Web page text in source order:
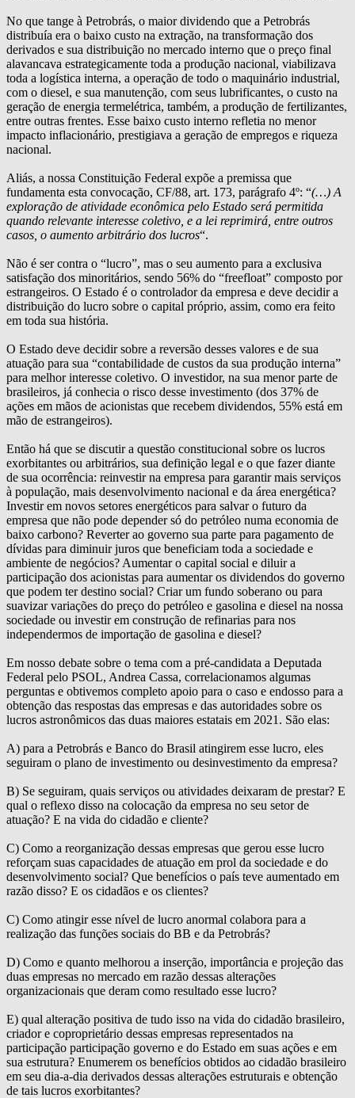
No que tange à Petrobrás, o maior dividendo que a Petrobrás
distribuía era o baixo custo na extração, na transformação dos
derivados e sua distribuição no mercado interno que o preço final
alavancava estrategicamente toda a produção nacional, viabilizava
toda a logística interna, a operação de todo o maquinário industrial,
com o diesel, e sua manutenção, com seus lubrificantes, o custo na
geração de energia termelétrica, também, a produção de fertilizantes,
entre outras frentes. Esse baixo custo interno refletia no menor
impacto inflacionário, prestigiava a geração de empregos e riqueza
nacional.
Aliás, a nossa Constituição Federal expõe a premissa que
fundamenta esta convocação, CF/88, art. 173, parágrafo 4º: “(…) A
exploração de atividade econômica pelo Estado será permitida
quando relevante interesse coletivo, e a lei reprimirá, entre outros
casos, o aumento arbitrário dos lucros“.
Não é ser contra o “lucro”, mas o seu aumento para a exclusiva
satisfação dos minoritários, sendo 56% do “freefloat” composto por
estrangeiros. O Estado é o controlador da empresa e deve decidir a
distribuição do lucro sobre o capital próprio, assim, como era feito
em toda sua história.
O Estado deve decidir sobre a reversão desses valores e de sua
atuação para sua “contabilidade de custos da sua produção interna”
para melhor interesse coletivo. O investidor, na sua menor parte de
brasileiros, já conhecia o risco desse investimento (dos 37% de
ações em mãos de acionistas que recebem dividendos, 55% está em
mão de estrangeiros).
Então há que se discutir a questão constitucional sobre os lucros
exorbitantes ou arbitrários, sua definição legal e o que fazer diante
de sua ocorrência: reinvestir na empresa para garantir mais serviços
à população, mais desenvolvimento nacional e da área energética?
Investir em novos setores energéticos para salvar o futuro da
empresa que não pode depender só do petróleo numa economia de
baixo carbono? Reverter ao governo sua parte para pagamento de
dívidas para diminuir juros que beneficiam toda a sociedade e
ambiente de negócios? Aumentar o capital social e diluir a
participação dos acionistas para aumentar os dividendos do governo
que podem ter destino social? Criar um fundo soberano ou para
suavizar variações do preço do petróleo e gasolina e diesel na nossa
sociedade ou investir em construção de refinarias para nos
independermos de importação de gasolina e diesel?
Em nosso debate sobre o tema com a pré-candidata a Deputada
Federal pelo PSOL, Andrea Cassa, correlacionamos algumas
perguntas e obtivemos completo apoio para o caso e endosso para a
obtenção das respostas das empresas e das autoridades sobre os
lucros astronômicos das duas maiores estatais em 2021. São elas:
A) para a Petrobrás e Banco do Brasil atingirem esse lucro, eles
seguiram o plano de investimento ou desinvestimento da empresa?
B) Se seguiram, quais serviços ou atividades deixaram de prestar? E
qual o reflexo disso na colocação da empresa no seu setor de
atuação? E na vida do cidadão e cliente?
C) Como a reorganização dessas empresas que gerou esse lucro
reforçam suas capacidades de atuação em prol da sociedade e do
desenvolvimento social? Que benefícios o país teve aumentado em
razão disso? E os cidadãos e os clientes?
C) Como atingir esse nível de lucro anormal colabora para a
realização das funções sociais do BB e da Petrobrás?
D) Como e quanto melhorou a inserção, importância e projeção das
duas empresas no mercado em razão dessas alterações
organizacionais que deram como resultado esse lucro?
E) qual alteração positiva de tudo isso na vida do cidadão brasileiro,
criador e coproprietário dessas empresas representados na
participação participação governo e do Estado em suas ações e em
sua estrutura? Enumerem os benefícios obtidos ao cidadão brasileiro
em seu dia-a-dia derivados dessas alterações estruturais e obtenção
de tais lucros exorbitantes?